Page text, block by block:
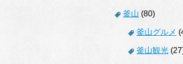
釜山 (80)
釜山グルメ
釜山観光